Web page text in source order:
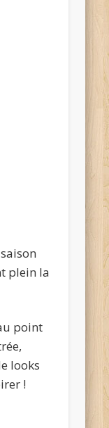
plein la
point
looks
!